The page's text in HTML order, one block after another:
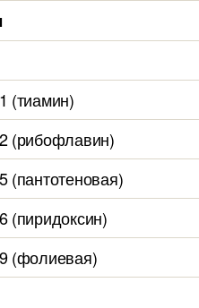
(тиамин)
(рибофлавин)
(пантотеновая)
(пиридоксин)
(фолиевая)